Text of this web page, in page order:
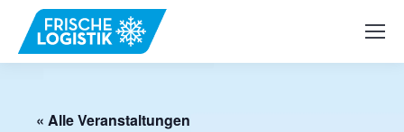
« Alle Veranstaltungen